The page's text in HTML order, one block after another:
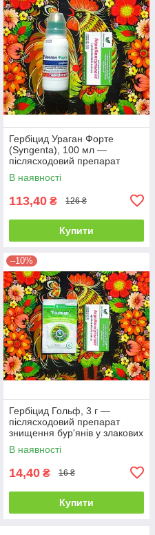
Гербіцид Ураган Форте
(Syngenta), 100 мл —
післясходовий препарат
суцільної дії для боротьби з
бур'янами
В наявності
113,40 ₴ 126 ₴
Купити
–10%
Гербіцид Гольф, 3 г —
післясходовий препарат
знищення бур'янів у злакових
і газонних посівах
В наявності
14,40 ₴ 16 ₴
Купити